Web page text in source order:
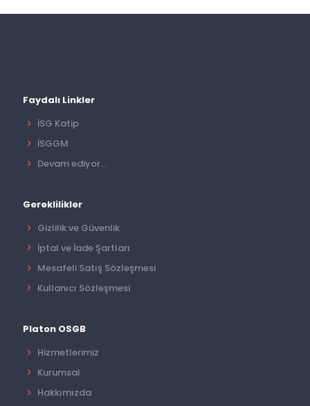
Faydalı Linkler
İSG Katip
İSGGM
Devam ediyor...
Gereklilikler
Gizlilik ve Güvenlik
İptal ve İade Şartları
Mesafeli Satış Sözleşmesi
Kullanıcı Sözleşmesi
Platon OSGB
Hizmetlerimiz
Kurumsal
Hakkımızda